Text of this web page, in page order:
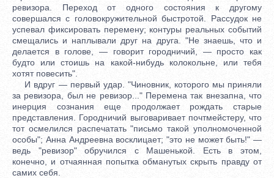
ревизора. Переход от одного состояния к другому
совершался с головокружительной быстротой. Рассудок не
успевал фиксировать перемену; контуры реальных событий
смещались и наплывали друг на друга. "Не знаешь, что и
делается в голове, — говорит городничий, — просто как
будто или стоишь на какой-нибудь колокольне, или тебя
хотят повесить".
И вдруг — первый удар. "Чиновник, которого мы приняли
за ревизора, был не ревизор..." Перемена так внезапна, что
инерция сознания еще продолжает рождать старые
представления. Городничий выговаривает почтмейстеру, что
тот осмелился распечатать "письмо такой уполномоченной
особы"; Анна Андреевна восклицает; "это не может быть!" —
ведь "ревизор" обручился с Машенькой. Есть в этом,
конечно, и отчаянная попытка обманутых скрыть правду от
самих себя.